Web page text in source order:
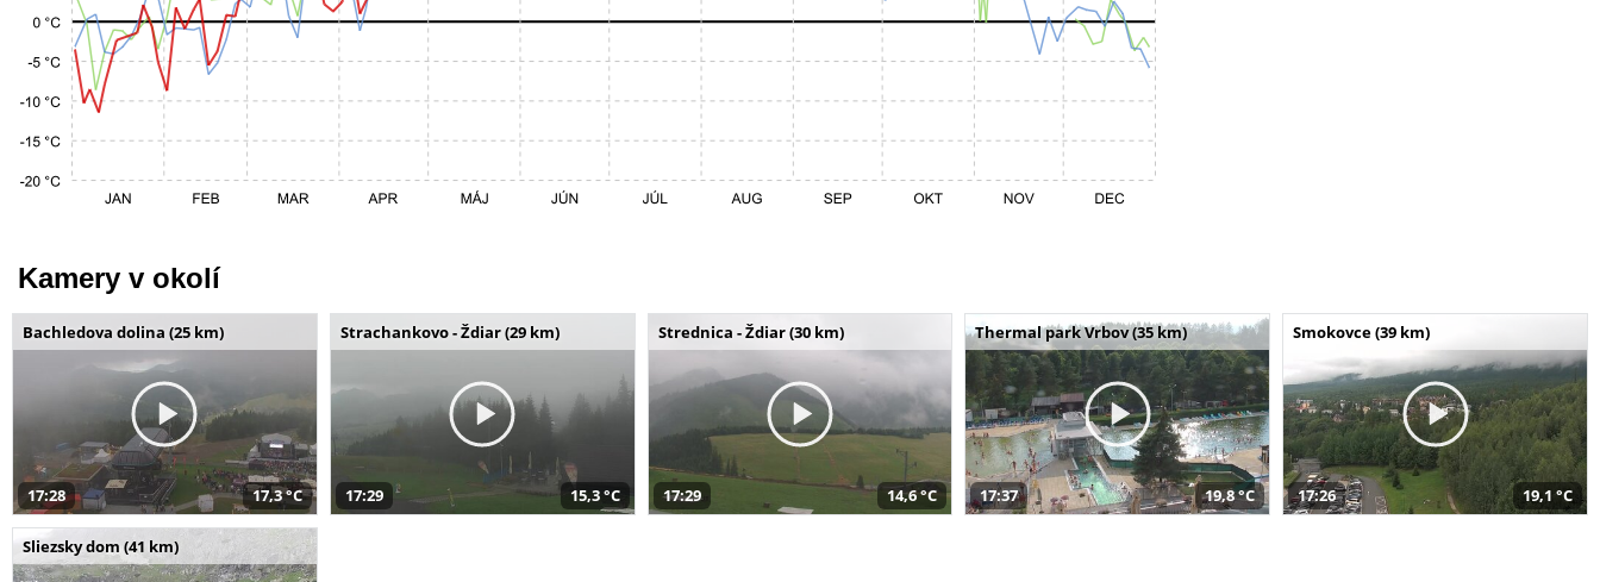
Kamery v okolí
Bachledova dolina (25 km)
17:28 17,3 °C
Strachankovo - Ždiar (29 km)
17:29 15,3 °C
Strednica - Ždiar (30 km)
17:29 14,6 °C
Thermal park Vrbov (35 km)
17:37 19,8 °C
Smokovce (39 km)
17:26 19,1 °C
Sliezsky dom (41 km)